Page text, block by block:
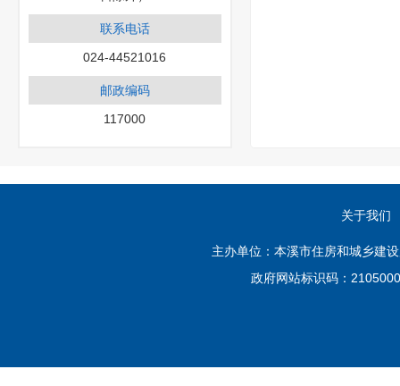
联系电话
024-44521016
邮政编码
117000
关于我们
主办单位：本溪市住房和城乡建
政府网站标识码：